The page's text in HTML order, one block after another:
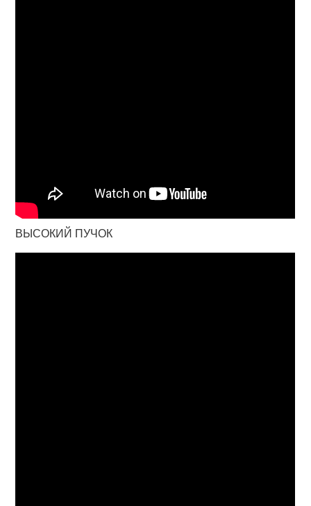
ВЫСОКИЙ ПУЧОК